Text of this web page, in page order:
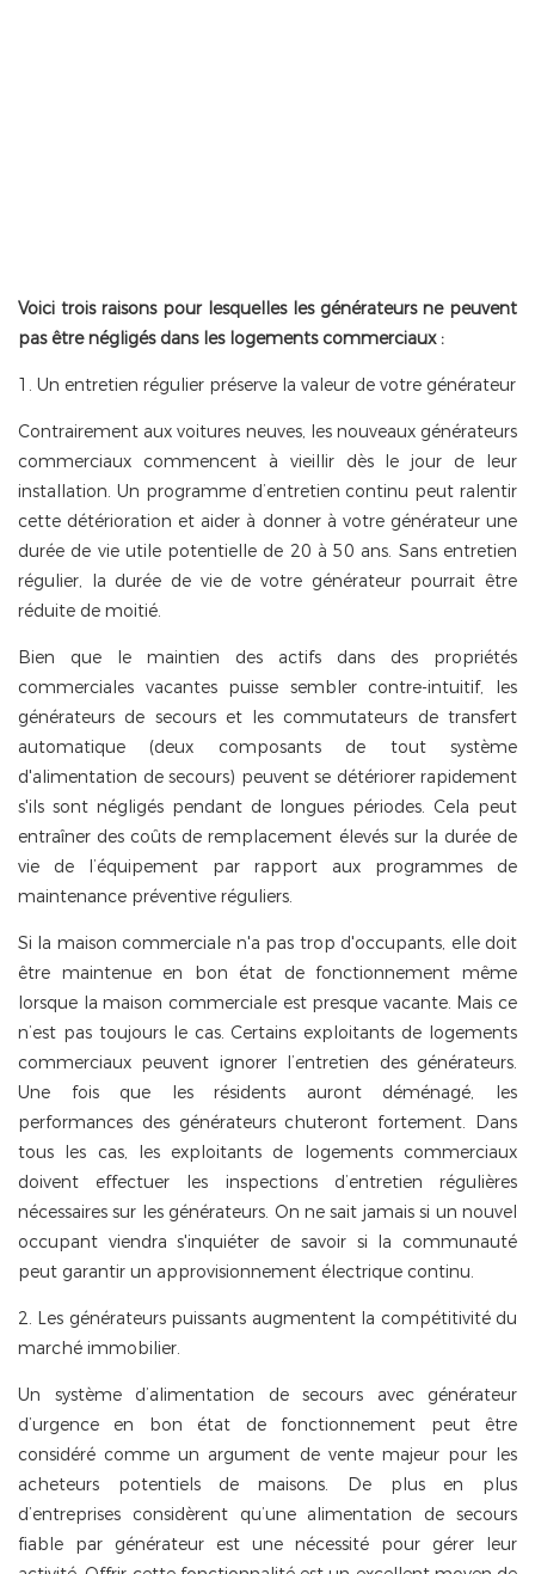
Voici trois raisons pour lesquelles les générateurs ne peuvent
pas être négligés dans les logements commerciaux :
1. Un entretien régulier préserve la valeur de votre générateur
Contrairement aux voitures neuves, les nouveaux générateurs
commerciaux commencent à vieillir dès le jour de leur
installation. Un programme d’entretien continu peut ralentir
cette détérioration et aider à donner à votre générateur une
durée de vie utile potentielle de 20 à 50 ans. Sans entretien
régulier, la durée de vie de votre générateur pourrait être
réduite de moitié.
Bien que le maintien des actifs dans des propriétés
commerciales vacantes puisse sembler contre-intuitif, les
générateurs de secours et les commutateurs de transfert
automatique (deux composants de tout système
d'alimentation de secours) peuvent se détériorer rapidement
s'ils sont négligés pendant de longues périodes. Cela peut
entraîner des coûts de remplacement élevés sur la durée de
vie de l’équipement par rapport aux programmes de
maintenance préventive réguliers.
Si la maison commerciale n'a pas trop d'occupants, elle doit
être maintenue en bon état de fonctionnement même
lorsque la maison commerciale est presque vacante. Mais ce
n’est pas toujours le cas. Certains exploitants de logements
commerciaux peuvent ignorer l’entretien des générateurs.
Une fois que les résidents auront déménagé, les
performances des générateurs chuteront fortement. Dans
tous les cas, les exploitants de logements commerciaux
doivent effectuer les inspections d’entretien régulières
nécessaires sur les générateurs. On ne sait jamais si un nouvel
occupant viendra s'inquiéter de savoir si la communauté
peut garantir un approvisionnement électrique continu.
2. Les générateurs puissants augmentent la compétitivité du
marché immobilier.
Un système d’alimentation de secours avec générateur
d’urgence en bon état de fonctionnement peut être
considéré comme un argument de vente majeur pour les
acheteurs potentiels de maisons. De plus en plus
d’entreprises considèrent qu’une alimentation de secours
fiable par générateur est une nécessité pour gérer leur